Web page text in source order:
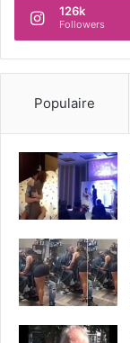
126k
Followers
Populaire